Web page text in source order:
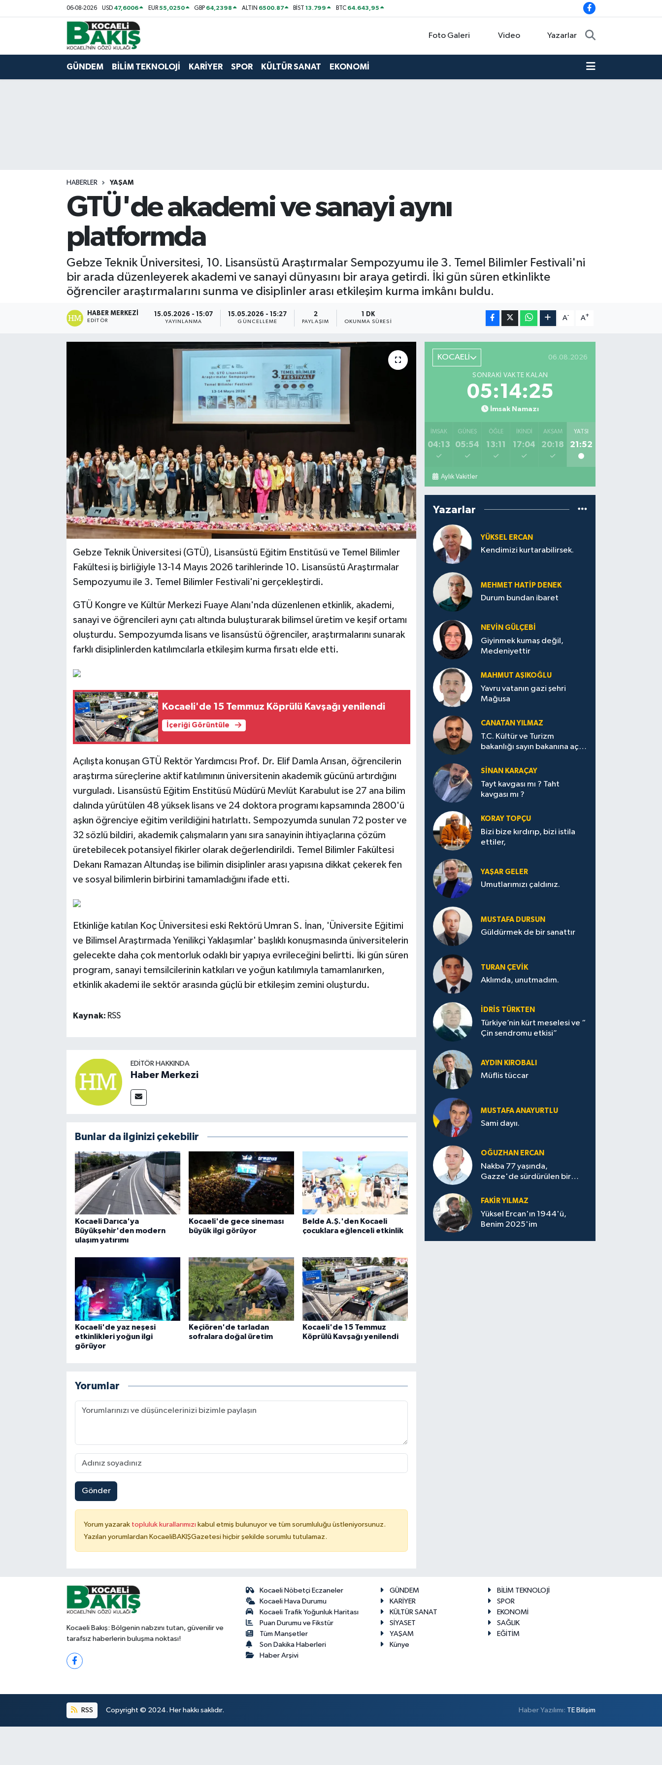
06-08-2026 USD 47,6006 EUR55,0250 GBP 64,2398 ALTIN 6500.87 BİST13.799 BTC 64.643,95
Foto Galeri Video Yazarlar
GÜNDEM BİLİM TEKNOLOJİ KARİYER SPOR KÜLTÜR SANAT EKONOMİ
HABERLER YAŞAM
GTÜ'de akademi ve sanayi aynı
platformda
Gebze Teknik Üniversitesi, 10. Lisansüstü Araştırmalar Sempozyumu ile 3. Temel Bilimler Festivali'ni
bir arada düzenleyerek akademi ve sanayi dünyasını bir araya getirdi. İki gün süren etkinlikte
öğrenciler araştırmalarını sunma ve disiplinler arası etkileşim kurma imkânı buldu.
HABER MERKEZI
EDITÖR
15.05.2026 - 15:07
YAYINLANMA
15.05.2026 - 15:27
GÜNCELLEME
2
PAYLAŞIM
1 DK
OKUNMA SÜRESI
A- A+
Gebze Teknik Üniversitesi (GTÜ), Lisansüstü Eğitim Enstitüsü ve Temel Bilimler
Fakültesi iş birliğiyle 13-14 Mayıs 2026 tarihlerinde 10. Lisansüstü Araştırmalar
Sempozyumu ile 3. Temel Bilimler Festivali'ni gerçekleştirdi.
GTÜ Kongre ve Kültür Merkezi Fuaye Alanı'nda düzenlenen etkinlik, akademi,
sanayi ve öğrencileri aynı çatı altında buluşturarak bilimsel üretim ve keşif ortamı
oluşturdu. Sempozyumda lisans ve lisansüstü öğrenciler, araştırmalarını sunarak
farklı disiplinlerden katılımcılarla etkileşim kurma fırsatı elde etti.
Kocaeli'de 15 Temmuz Köprülü Kavşağı yenilendi
İçeriği Görüntüle
Açılışta konuşan GTÜ Rektör Yardımcısı Prof. Dr. Elif Damla Arısan, öğrencilerin
araştırma süreçlerine aktif katılımının üniversitenin akademik gücünü artırdığını
vurguladı. Lisansüstü Eğitim Enstitüsü Müdürü Mevlüt Karabulut ise 27 ana bilim
dalında yürütülen 48 yüksek lisans ve 24 doktora programı kapsamında 2800'ü
aşkın öğrenciye eğitim verildiğini hatırlattı. Sempozyumda sunulan 72 poster ve
32 sözlü bildiri, akademik çalışmaların yanı sıra sanayinin ihtiyaçlarına çözüm
üretebilecek potansiyel fikirler olarak değerlendirildi. Temel Bilimler Fakültesi
Dekanı Ramazan Altundaş ise bilimin disiplinler arası yapısına dikkat çekerek fen
ve sosyal bilimlerin birbirini tamamladığını ifade etti.
Etkinliğe katılan Koç Üniversitesi eski Rektörü Umran S. İnan, 'Üniversite Eğitimi
ve Bilimsel Araştırmada Yenilikçi Yaklaşımlar' başlıklı konuşmasında üniversitelerin
gelecekte daha çok mentorluk odaklı bir yapıya evrileceğini belirtti. İki gün süren
program, sanayi temsilcilerinin katkıları ve yoğun katılımıyla tamamlanırken,
etkinlik akademi ile sektör arasında güçlü bir etkileşim zemini oluşturdu.
Kaynak: RSS
EDITÖR HAKKINDA
Haber Merkezi
Bunlar da ilginizi çekebilir
Kocaeli Darıca'ya
Büyükşehir'den modern
ulaşım yatırımı
Kocaeli'de gece sineması
büyük ilgi görüyor
Belde A.Ş.'den Kocaeli
çocuklara eğlenceli etkinlik
Kocaeli'de yaz neşesi
etkinlikleri yoğun ilgi
görüyor
Keçiören'de tarladan
sofralara doğal üretim
Kocaeli'de 15 Temmuz
Köprülü Kavşağı yenilendi
Yorumlar
Gönder
Yorum yazarak topluluk kurallarımızı kabul etmiş bulunuyor ve tüm sorumluluğu üstleniyorsunuz.
Yazılan yorumlardan KocaeliBAKIŞGazetesi hiçbir şekilde sorumlu tutulamaz.
KOCAELİ 06.08.2026
SONRAKI VAKTE KALAN
05:14:24
İmsak Namazı
İMSAK
04:13
GÜNEŞ
05:54
ÖĞLE
13:11
İKINDI
17:04
AKŞAM
20:18
YATSI
21:52
Aylık Vakitler
Yazarlar
YÜKSEL ERCAN
Kendimizi kurtarabilirsek.
MEHMET HATİP DENEK
Durum bundan ibaret
NEVİN GÜLÇEBİ
Giyinmek kumaş değil,
Medeniyettir
MAHMUT AŞIKOĞLU
Yavru vatanın gazi şehri
Mağusa
CANATAN YILMAZ
T.C. Kültür ve Turizm
bakanlığı sayın bakanına açık
SİNAN KARAÇAY
Tayt kavgası mı ? Taht
kavgası mı ?
KORAY TOPÇU
Bizi bize kırdırıp, bizi istila
ettiler,
YAŞAR GELER
Umutlarımızı çaldınız.
MUSTAFA DURSUN
Güldürmek de bir sanattır
TURAN ÇEVİK
Aklımda, unutmadım.
İDRİS TÜRKTEN
Türkiye’nin kürt meselesi ve “
Çin sendromu etkisi”
AYDIN KIROBALI
Müflis tüccar
MUSTAFA ANAYURTLU
Sami dayıı.
OĞUZHAN ERCAN
Nakba 77 yaşında,
Gazze'de sürdürülen bir
FAKİR YILMAZ
Yüksel Ercan'ın 1944'ü,
Benim 2025'im
Kocaeli Bakış: Bölgenin nabzını tutan, güvenilir ve
tarafsız haberlerin buluşma noktası!
Kocaeli Nöbetçi Eczaneler
Kocaeli Hava Durumu
Kocaeli Trafik Yoğunluk Haritası
Puan Durumu ve Fikstür
Tüm Manşetler
Son Dakika Haberleri
Haber Arşivi
GÜNDEM
BİLİM TEKNOLOJİ
KARİYER
SPOR
KÜLTÜR SANAT
EKONOMİ
SİYASET
SAĞLIK
YAŞAM
EĞİTİM
Künye
RSS Copyright © 2024. Her hakkı saklıdır. Haber Yazılımı: TE Bilişim
Kocaeli Nöbetçi Eczaneler
Kocaeli Hava Durumu